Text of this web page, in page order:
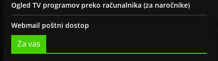
Ogled TV programov preko računalnika (za naročnike)
Webmail poštni dostop
Za vas